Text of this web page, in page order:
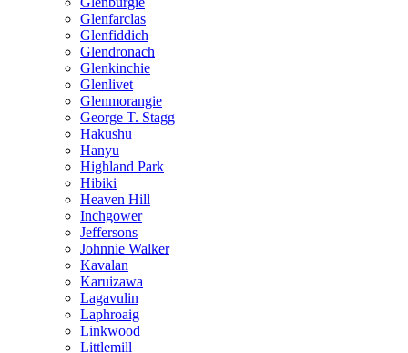
Glenfarclas
Glenfiddich
Glendronach
Glenkinchie
Glenlivet
Glenmorangie
George T. Stagg
Hakushu
Hanyu
Highland Park
Hibiki
Heaven Hill
Inchgower
Jeffersons
Johnnie Walker
Kavalan
Karuizawa
Lagavulin
Laphroaig
Linkwood
Littlemill